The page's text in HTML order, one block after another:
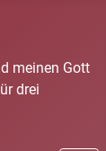
meinen Gott
drei